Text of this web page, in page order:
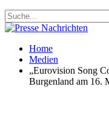
Home
Medien
„Eurovision Song
Burgenland am 16.